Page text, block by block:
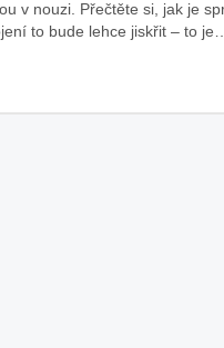
v nouzi. Přečtěte si, jak je
to bude lehce jiskřit – to je…
správného poutání
stručně o